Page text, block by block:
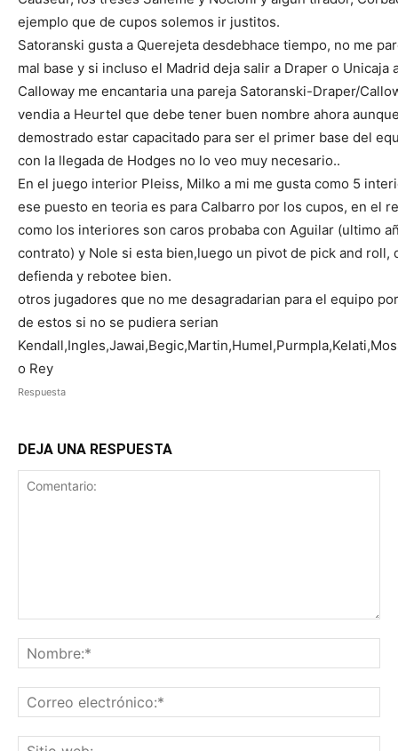
ejemplo que de cupos solemos ir justitos.
Satoranski gusta a Querejeta desdebhace tiempo, no me
mal base y si incluso el Madrid deja salir a Draper o Unicaja
Calloway me encantaria una pareja Satoranski-Draper/
vendia a Heurtel que debe tener buen nombre ahora
demostrado estar capacitado para ser el primer base del
con la llegada de Hodges no lo veo muy necesario..
En el juego interior Pleiss, Milko a mi me gusta como 5
ese puesto en teoria es para Calbarro por los cupos, en el
como los interiores son caros probaba con Aguilar (ultimo
contrato) y Nole si esta bien,luego un pivot de pick and roll,
defienda y rebotee bien.
otros jugadores que no me desagradarian para el equipo
de estos si no se pudiera serian
o Rey
Respuesta
DEJA UNA RESPUESTA